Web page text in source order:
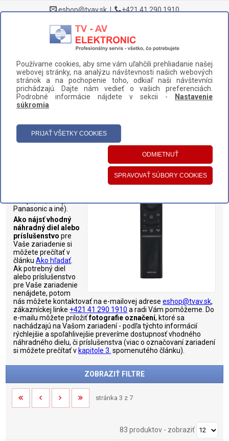
eshop@tvav.sk| +421 41 290 1910
DOMOV > NÁHRADNÉ DIELY A PRÍSLUŠENSTVO > TELEVÍZORY >
DIAĽKOVÉ OVLÁDAČE
UŽÍVATEĽSKÝ PANEL
KATEGÓRIE
Panasonic a iné).
Ako nájsť vhodný
náhradný diel alebo
príslušenstvo pre
Vaše zariadenie si
môžete prečítať v
článkuAko hľadať
Ak potrebný diel
alebo príslušenstvo
pre Vaše zariadenie
nenájdete, potom
nás môžete kontaktovať na e-mailovej adreseeshop@tvav.sk,
zákazníckej linke +421 41 290 1910 a radi Vám pomôžeme. Do
e-mailu môžete priložiťfotografie označení, ktoré sa
nachádzajú na Vašom zariadení - podľa týchto informácií
rýchlejšie a spoľahlivejšie preveríme dostupnosť vhodného
náhradného dielu, či príslušenstva (viac o označovaní zariadení
si môžete prečítať v kapitole 3. spomenutého článku).
ZOBRAZIŤ FILTRE
stránka 3 z 7
83 produktov- zobraziť
Používame cookies, aby sme vám uľahčili prehliadanie našej
webovej stránky, na analýzu návštevnosti našich webových
stránok a na pochopenie toho, odkiaľ naši návštevníci
prichádzajú. Dajte nám vedieť o vašich preferenciách.
Podrobné informácie nájdete v sekcii -
Nastavenie
súkromia